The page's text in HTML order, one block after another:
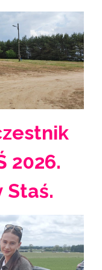
2026.
Staś.